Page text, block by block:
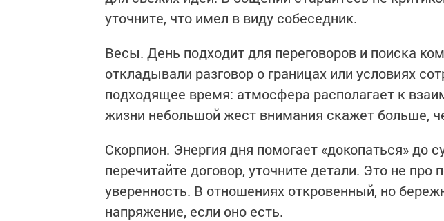
уточните, что имел в виду собеседник.
Весы. День подходит для переговоров и поиска
откладывали разговор о границах или условиях
подходящее время: атмосфера располагает к
жизни небольшой жест внимания скажет больше,
Скорпион. Энергия дня помогает «докопаться» до
перечитайте договор, уточните детали. Это не про
уверенность. В отношениях откровенный, но
напряжение, если оно есть.